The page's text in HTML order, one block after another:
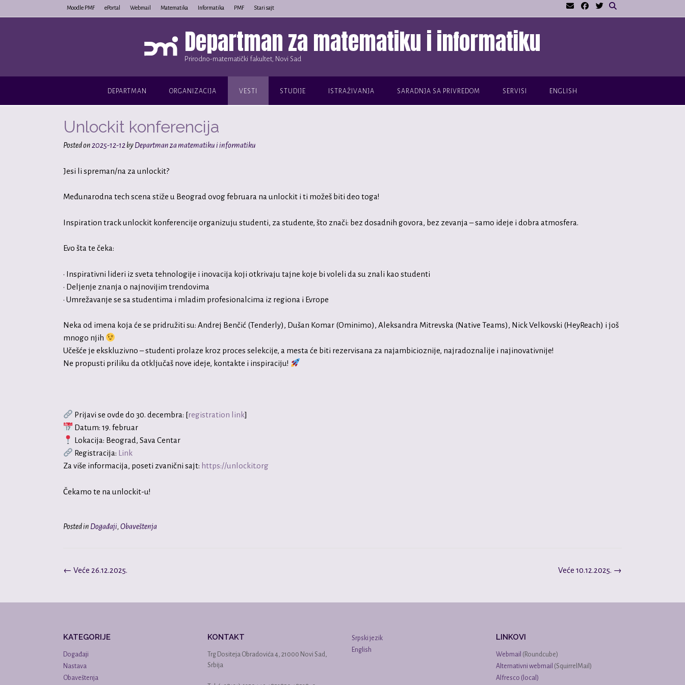
to
Moodle PMF ePortal Webmail Matematika Informatika PMF Stari sajt
Departman za matematiku i informatiku
Prirodno-matematički fakultet, Novi Sad
DEPARTMAN ORGANIZACIJA VESTI STUDIJE ISTRAŽIVANJA SARADNJA SA PRIVREDOM SERVISI ENGLISH
Unlockit konferencija
Posted on2025-12-12byDepartman za matematiku i informatiku
Jesi li spreman/na za unlockit?
Međunarodna tech scena stiže u Beograd ovog februara na unlockit i ti možeš biti deo toga!
Inspiration track unlockit konferencije organizuju studenti, za studente, što znači: bez dosadnih govora, bez zevanja – samo ideje i dobra atmosfera.
Evo šta te čeka:
• Inspirativni lideri iz sveta tehnologije i inovacija koji otkrivaju tajne koje bi voleli da su znali kao studenti
• Deljenje znanja o najnovijim trendovima
• Umrežavanje se sa studentima i mladim profesionalcima iz regiona i Evrope
Neka od imena koja će se pridružiti su: Andrej Benčić (Tenderly), Dušan Komar (Ominimo), Aleksandra Mitrevska (Native Teams), Nick Velkovski (HeyReach) i još
mnogo njih
Učešće je ekskluzivno – studenti prolaze kroz proces selekcije, a mesta će biti rezervisana za najambicioznije, najradoznalijе i najinovativnije!
Ne propusti priliku da otključaš nove ideje, kontakte i inspiraciju!
Prijavi se ovde do 30. decembra: [registration link]
Datum: 19. februar
Lokacija: Beograd, Sava Centar
Registracija: Link
Za više informacija, poseti zvanični sajt: https://unlockit.org
Čekamo te na unlockit-u!
Posted in Događaji,Obaveštenja
Post
Veće 10.12.2025. →
← Veće 26.12.2025.
KATEGORIJE
Događaji
Nastava
Obaveštenja
KONTAKT
Trg Dositeja Obradovića 4, 21000 Novi Sad,
Srbija
Srpski jezik
English
LINKOVI
Webmail (Roundcube)
Alternativni webmail (SquirrelMail)
Alfresco (local)